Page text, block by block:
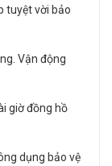
tuyệt vời bảo
Vận động
giờ đồng hồ
dụng bảo vệ